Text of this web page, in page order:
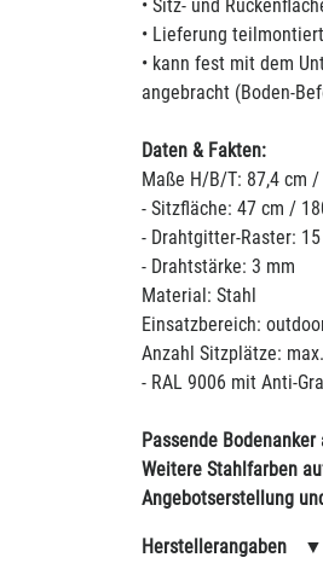
• Sitz- und
• Lieferung
• kann fest mit dem
angebracht (Boden-
Daten & Fakten:
Maße H/B/T: 87,4 cm
- Sitzfläche: 47 cm /
- Drahtgitter-Raster:
- Drahtstärke: 3 mm
Material: Stahl
Einsatzbereich:
Anzahl Sitzplätze:
- RAL 9006 mit Anti-
Passende
Weitere Stahlfarben
Angebotserstellung
Herstellerangaben ▼